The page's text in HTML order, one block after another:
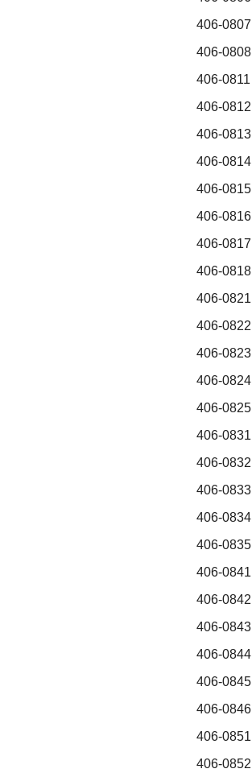
406-0807
406-0808
406-0811
406-0812
406-0813
406-0814
406-0815
406-0816
406-0817
406-0818
406-0821
406-0822
406-0823
406-0824
406-0825
406-0831
406-0832
406-0833
406-0834
406-0835
406-0841
406-0842
406-0843
406-0844
406-0845
406-0846
406-0851
406-0852